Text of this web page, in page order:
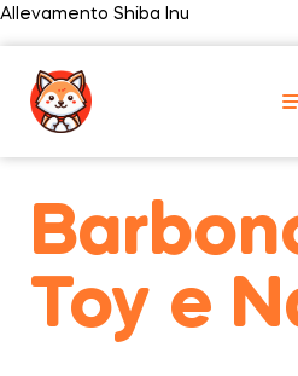
Allevamento Shiba Inu
Toy e